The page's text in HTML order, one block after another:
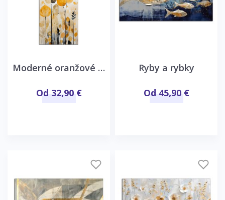
Moderné oranžové listy
Od 32,90 €
Ryby a rybky
Od 45,90 €